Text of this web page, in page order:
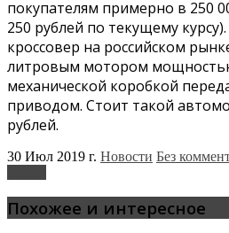
покупателям примерно в 250
250 рублей по текущему
кроссовер на российском
литровым мотором
механической коробкой
приводом. Стоит такой
рублей.
30 Июл 2019 г. Новости Без
Похожее и интересное